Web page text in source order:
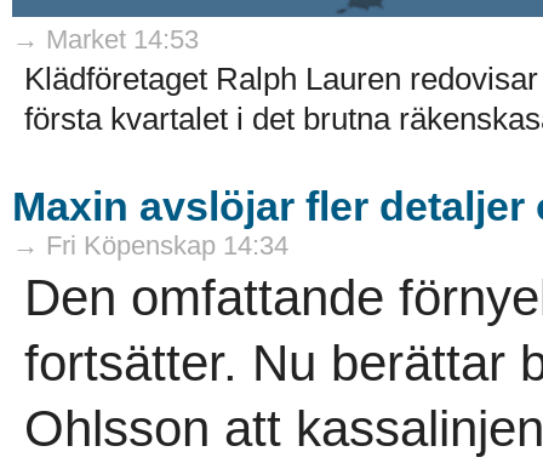
→ Market 14:53
Klädföretaget Ralph Lauren
första kvartalet i det brutna
Maxin avslöjar fler
→ Fri Köpenskap 14:34
Den omfattande
fortsätter. Nu berättar
Ohlsson att